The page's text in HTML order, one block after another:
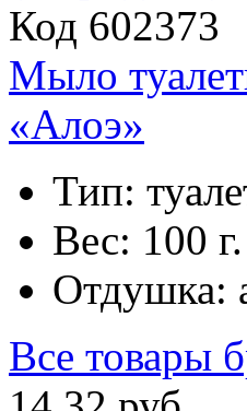
Код 602373
Мыло
«Алоэ»
Тип:
Вес: 100 г.
Отдушка:
Все товары